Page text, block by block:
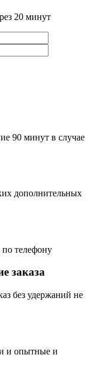
20 минут
90 минут в случае
дополнительных
по телефону
заказа
без удержаний не
и опытные и